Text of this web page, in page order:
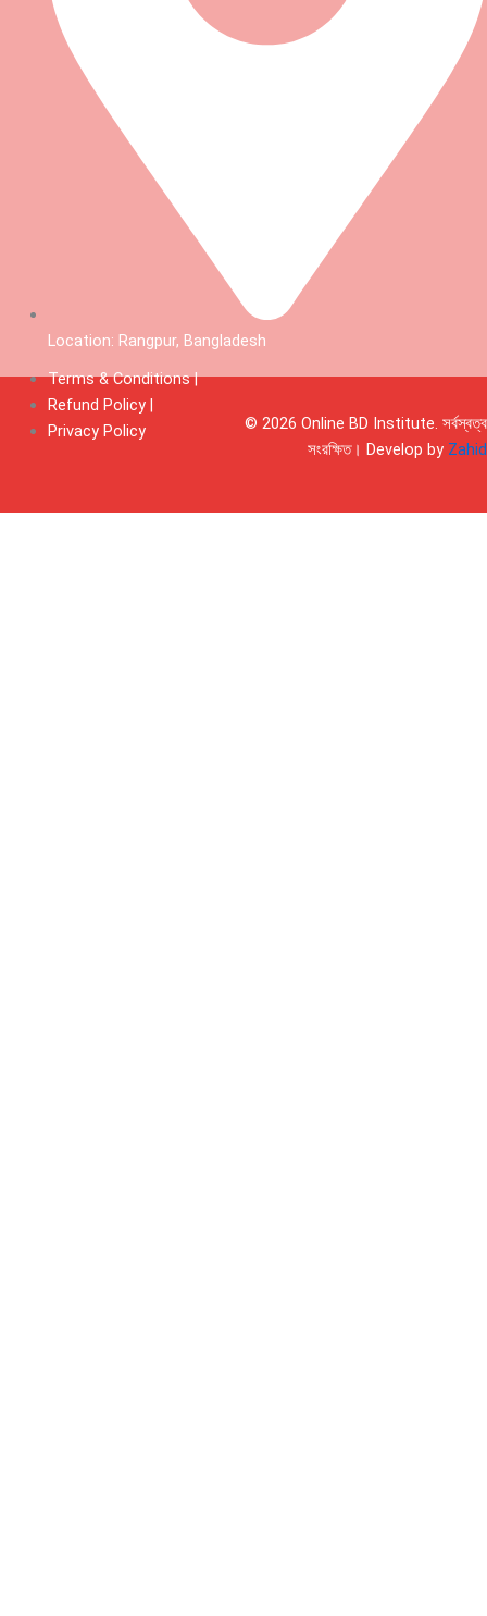
Location: Rangpur, Bangladesh
Terms & Conditions |
Refund Policy |
Privacy Policy
© 2026 Online BD Institute. সর্বস্বত্ব
সংরক্ষিত। Develop by Zahid